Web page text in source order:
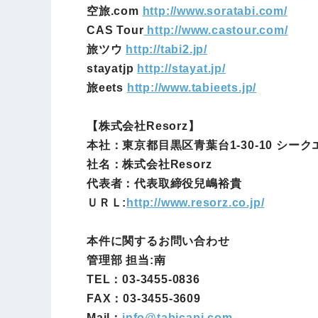
空旅.com http://www.soratabi.com/
CAS Tour http://www.castour.com/
旅ツウ http://tabi2.jp/
stayatjp http://stayat.jp/
旅eets http://www.tabieets.jp/
【株式会社Resorz】
本社：東京都目黒区青葉台1-30-10 シーク
社名：株式会社Resorz
代表者：代表取締役兒嶋裕貴
ＵＲＬ: http://www.resorz.co.jp/
本件に関するお問い合わせ
管理部 担当:南
TEL：03-3455-0836
FAX：03-3455-3609